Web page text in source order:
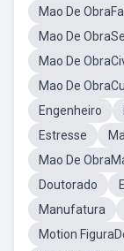
Mao De
Mao De
Mao De
Mao De
Engenheiro
Estresse
Mao De
Doutorado
Manufatura
Motion